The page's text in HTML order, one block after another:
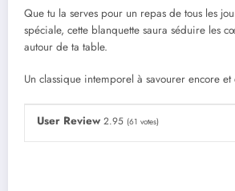
Que tu la serves pour un repas de tous les
spéciale, cette blanquette saura séduire les
autour de ta table.
Un classique intemporel à savourer encore et
User Review 2.95 (61 votes)